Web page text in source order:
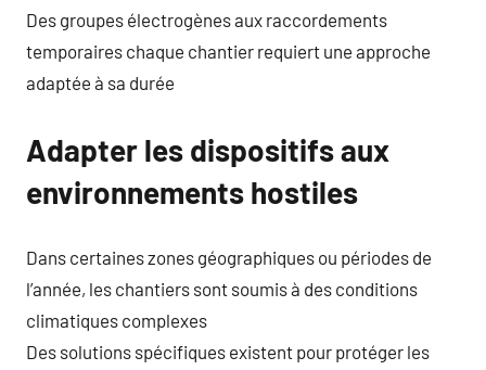
Des groupes électrogènes aux raccordements
temporaires chaque chantier requiert une approche
adaptée à sa durée
Adapter les dispositifs aux
environnements hostiles
Dans certaines zones géographiques ou périodes de
l’année, les chantiers sont soumis à des conditions
climatiques complexes
Des solutions spécifiques existent pour protéger les